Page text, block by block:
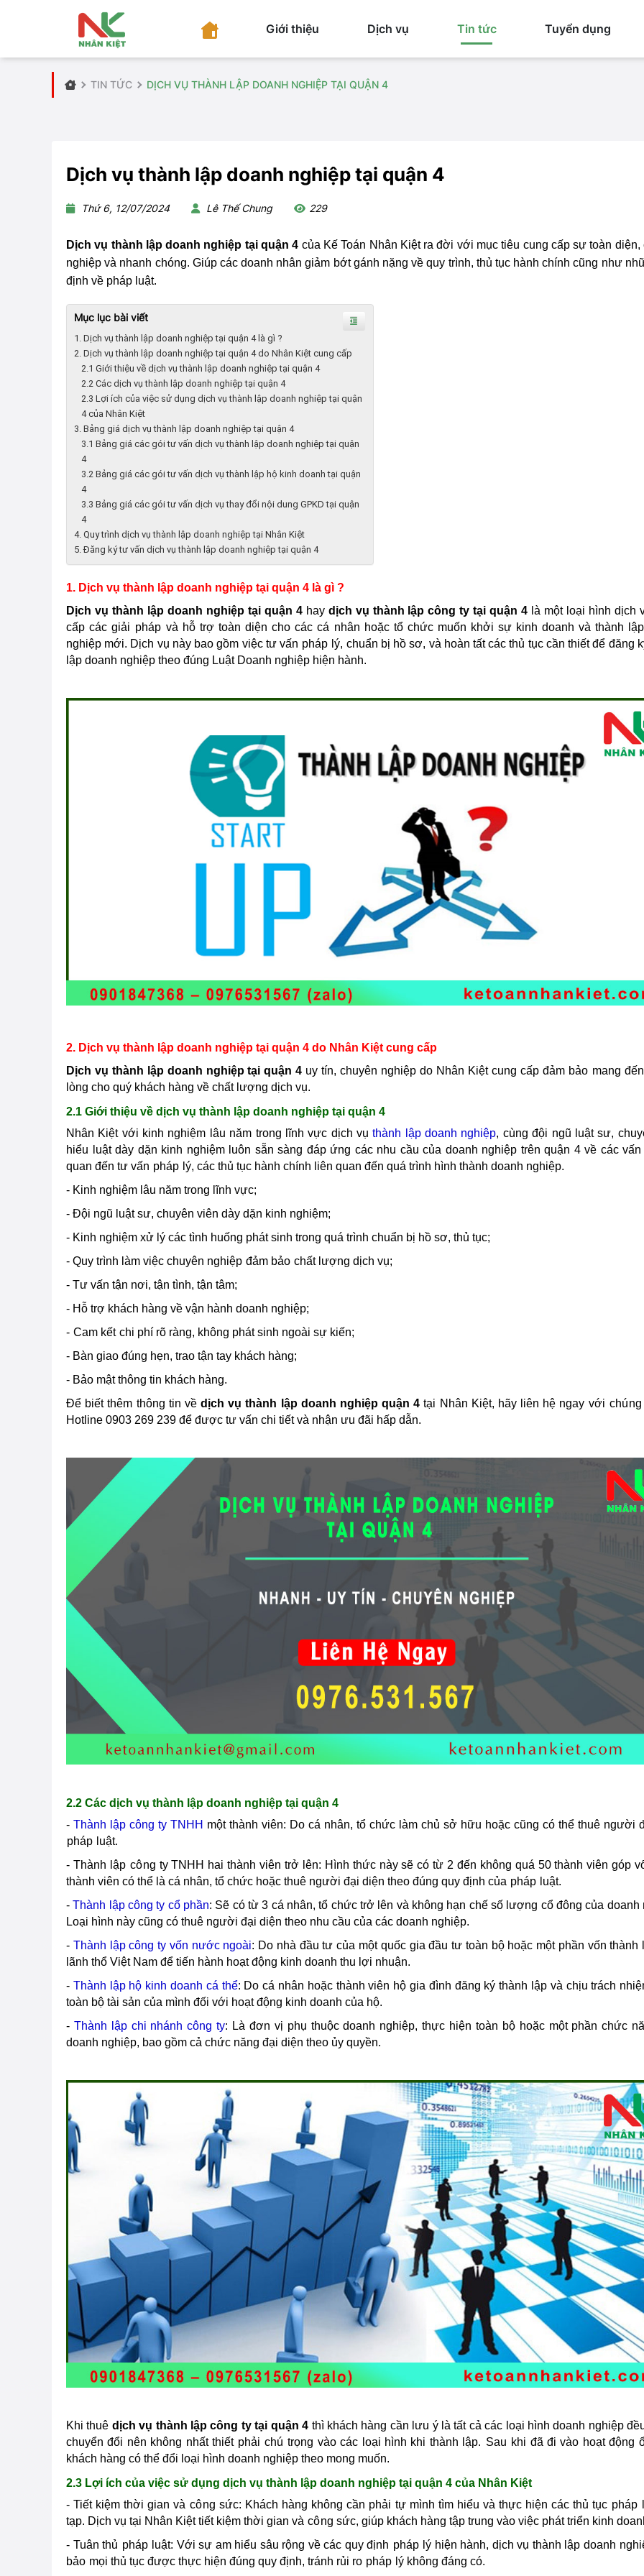
Giới thiệu Dịch vụ Tin tức Tuyển dụng
TIN TỨC DỊCH VỤ THÀNH LẬP DOANH NGHIỆP TẠI QUẬN 4
Dịch vụ thành lập doanh nghiệp tại quận 4
Thứ 6, 12/07/2024 Lê Thế Chung 229
Dịch vụ thành lập doanh nghiệp tại quận 4 của Kế Toán Nhân Kiệt ra đời với mục tiêu cung cấp sự toàn diện,
nghiệp và nhanh chóng. Giúp các doanh nhân giảm bớt gánh nặng về quy trình, thủ tục hành chính cũng như
định về pháp luật.
Mục lục bài viết
1. Dịch vụ thành lập doanh nghiệp tại quận 4 là gì ?
2. Dịch vụ thành lập doanh nghiệp tại quận 4 do Nhân Kiệt cung cấp
2.1 Giới thiệu về dịch vụ thành lập doanh nghiệp tại quận 4
2.2 Các dịch vụ thành lập doanh nghiệp tại quận 4
2.3 Lợi ích của việc sử dụng dịch vụ thành lập doanh nghiệp tại quận
4 của Nhân Kiệt
3. Bảng giá dịch vụ thành lập doanh nghiệp tại quận 4
3.1 Bảng giá các gói tư vấn dịch vụ thành lập doanh nghiệp tại quận
4
3.2 Bảng giá các gói tư vấn dịch vụ thành lập hộ kinh doanh tại quận
4
3.3 Bảng giá các gói tư vấn dịch vụ thay đổi nội dung GPKD tại quận
4
4. Quy trình dịch vụ thành lập doanh nghiệp tại Nhân Kiệt
5. Đăng ký tư vấn dịch vụ thành lập doanh nghiệp tại quận 4
1. Dịch vụ thành lập doanh nghiệp tại quận 4 là gì ?
Dịch vụ thành lập doanh nghiệp tại quận 4hay dịch vụ thành lập công ty tại quận 4 là một loại hình dịch
cấp các giải pháp và hỗ trợ toàn diện cho các cá nhân hoặc tổ chức muốn khởi sự kinh doanh và thành
nghiệp mới. Dịch vụ này bao gồm việc tư vấn pháp lý, chuẩn bị hồ sơ, và hoàn tất các thủ tục cần thiết để đăng
lập doanh nghiệp theo đúng Luật Doanh nghiệp hiện hành.
2. Dịch vụ thành lập doanh nghiệp tại quận 4 do Nhân Kiệt cung cấp
Dịch vụ thành lập doanh nghiệp tại quận 4 uy tín, chuyên nghiệp do Nhân Kiệt cung cấp đảm bảo mang
lòng cho quý khách hàng về chất lượng dịch vụ.
2.1 Giới thiệu về dịch vụ thành lập doanh nghiệp tại quận 4
Nhân Kiệt với kinh nghiệm lâu năm trong lĩnh vực dịch vụthành lập doanh nghiệp, cùng đội ngũ luật sư,
hiểu luật dày dặn kinh nghiệm luôn sẵn sàng đáp ứng các nhu cầu của doanh nghiệp trên quận 4 về các
quan đến tư vấn pháp lý, các thủ tục hành chính liên quan đến quá trình hình thành doanh nghiệp.
- Kinh nghiệm lâu năm trong lĩnh vực;
- Đội ngũ luật sư, chuyên viên dày dặn kinh nghiệm;
- Kinh nghiệm xử lý các tình huống phát sinh trong quá trình chuẩn bị hồ sơ, thủ tục;
- Quy trình làm việc chuyên nghiệp đảm bảo chất lượng dịch vụ;
- Tư vấn tận nơi, tận tình, tận tâm;
- Hỗ trợ khách hàng về vận hành doanh nghiệp;
- Cam kết chi phí rõ ràng, không phát sinh ngoài sự kiến;
- Bàn giao đúng hẹn, trao tận tay khách hàng;
- Bảo mật thông tin khách hàng.
Để biết thêm thông tin về dịch vụ thành lập doanh nghiệp quận 4 tại Nhân Kiệt, hãy liên hệ ngay với chú
Hotline 0903 269 239 để được tư vấn chi tiết và nhận ưu đãi hấp dẫn.
2.2 Các dịch vụ thành lập doanh nghiệp tại quận 4
- Thành lập công ty TNHH một thành viên: Do cá nhân, tổ chức làm chủ sở hữu hoặc cũng có thể thuê người
pháp luật.
- Thành lập công ty TNHH hai thành viên trở lên: Hình thức này sẽ có từ 2 đến không quá 50 thành viên góp
thành viên có thể là cá nhân, tổ chức hoặc thuê người đại diện theo đúng quy định của pháp luật.
-Thành lập công ty cổ phần: Sẽ có từ 3 cá nhân, tổ chức trở lên và không hạn chế số lượng cổ đông của doanh
Loại hình này cũng có thuê người đại diện theo nhu cầu của các doanh nghiệp.
- Thành lập công ty vốn nước ngoài: Do nhà đầu tư của một quốc gia đầu tư toàn bộ hoặc một phần vốn thành
lãnh thổ Việt Nam để tiến hành hoạt động kinh doanh thu lợi nhuận.
- Thành lập hộ kinh doanh cá thể: Do cá nhân hoặc thành viên hộ gia đình đăng ký thành lập và chịu trách
toàn bộ tài sản của mình đối với hoạt động kinh doanh của hộ.
- Thành lập chi nhánh công ty: Là đơn vị phụ thuộc doanh nghiệp, thực hiện toàn bộ hoặc một phần chức
doanh nghiệp, bao gồm cả chức năng đại diện theo ủy quyền.
Khi thuê dịch vụ thành lập công ty tại quận 4 thì khách hàng cần lưu ý là tất cả các loại hình doanh nghiệp
chuyển đổi nên không nhất thiết phải chú trọng vào các loại hình khi thành lập. Sau khi đã đi vào hoạt động
khách hàng có thể đổi loại hình doanh nghiệp theo mong muốn.
2.3 Lợi ích của việc sử dụng dịch vụ thành lập doanh nghiệp tại quận 4 của Nhân Kiệt
- Tiết kiệm thời gian và công sức: Khách hàng không cần phải tự mình tìm hiểu và thực hiện các thủ tục pháp
tạp. Dịch vụ tại Nhân Kiệt tiết kiệm thời gian và công sức, giúp khách hàng tập trung vào việc phát triển kinh
- Tuân thủ pháp luật: Với sự am hiểu sâu rộng về các quy định pháp lý hiện hành, dịch vụ thành lập doanh
bảo mọi thủ tục được thực hiện đúng quy định, tránh rủi ro pháp lý không đáng có.